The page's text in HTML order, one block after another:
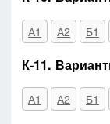
А1 А2 Б1
К-11.
А1 А2 Б1